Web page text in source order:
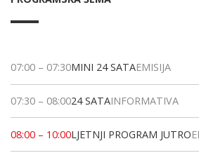
07:00 – 07:30MINI 24 SATAEMISIJA
07:30 – 08:0024 SATAINFORMATIVA
08:00 – 10:00LJETNJI PROGRAM JUTRO